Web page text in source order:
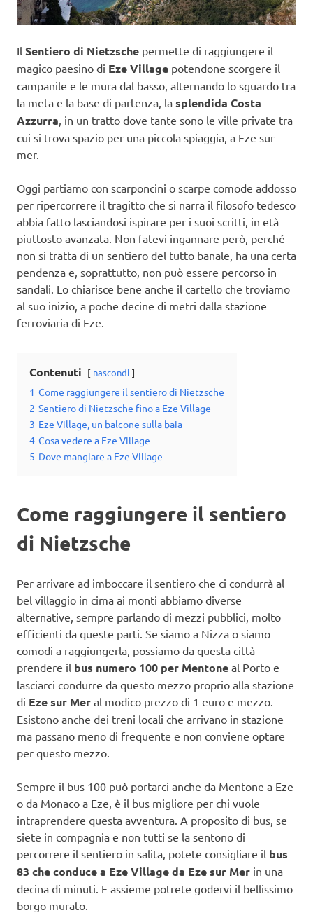
Il Sentiero di Nietzsche permette di raggiungere il
magico paesino di Eze Village potendone scorgere il
campanile e le mura dal basso, alternando lo sguardo tra
la meta e la base di partenza, la splendida Costa
Azzurra , in un tratto dove tante sono le ville private tra
cui si trova spazio per una piccola spiaggia, a Eze sur
mer.
Oggi partiamo con scarponcini o scarpe comode addosso
per ripercorrere il tragitto che si narra il filosofo tedesco
abbia fatto lasciandosi ispirare per i suoi scritti, in età
piuttosto avanzata. Non fatevi ingannare però, perché
non si tratta di un sentiero del tutto banale, ha una certa
pendenza e, soprattutto, non può essere percorso in
sandali. Lo chiarisce bene anche il cartello che troviamo
al suo inizio, a poche decine di metri dalla stazione
ferroviaria di Eze.
Contenuti nascondi
1 Come raggiungere il sentiero di Nietzsche
2 Sentiero di Nietzsche fino a Eze Village
3 Eze Village, un balcone sulla baia
4 Cosa vedere a Eze Village
5 Dove mangiare a Eze Village
Come raggiungere il sentiero
di Nietzsche
Per arrivare ad imboccare il sentiero che ci condurrà al
bel villaggio in cima ai monti abbiamo diverse
alternative, sempre parlando di mezzi pubblici, molto
efficienti da queste parti. Se siamo a Nizza o siamo
comodi a raggiungerla, possiamo da questa città
prendere il bus numero 100 per Mentone al Porto e
lasciarci condurre da questo mezzo proprio alla stazione
di Eze sur Mer al modico prezzo di 1 euro e mezzo.
Esistono anche dei treni locali che arrivano in stazione
ma passano meno di frequente e non conviene optare
per questo mezzo.
Sempre il bus 100 può portarci anche da Mentone a Eze
o da Monaco a Eze, è il bus migliore per chi vuole
intraprendere questa avventura. A proposito di bus, se
siete in compagnia e non tutti se la sentono di
percorrere il sentiero in salita, potete consigliare il bus
83 che conduce a Eze Village da Eze sur Mer in una
decina di minuti. E assieme potrete godervi il bellissimo
borgo murato.